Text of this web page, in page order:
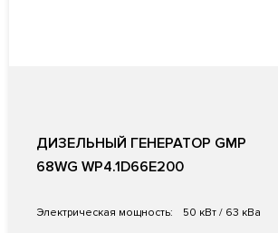
ДИЗЕЛЬНЫЙ ГЕНЕРАТОР GMP
68WG WP4.1D66E200
Электрическая мощность: 50 кВт / 63 кВа